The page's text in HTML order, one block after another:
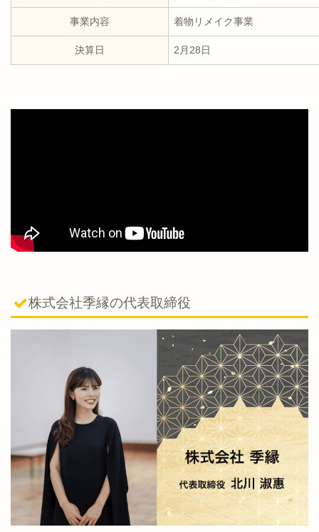
事業内容 着物リメイク事業
決算日 2月28日
株式会社季縁の代表取締役